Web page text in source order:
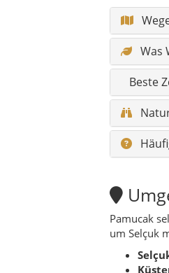
Was
Beste
Pamucak
um Selçuk